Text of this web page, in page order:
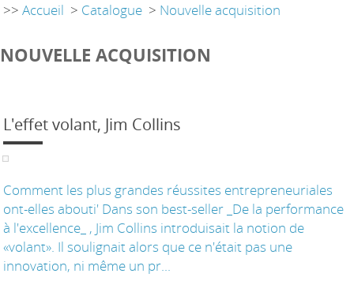
>>Accueil > Catalogue > Nouvelle acquisition
NOUVELLE ACQUISITION
L'effet volant, Jim Collins
Comment les plus grandes réussites entrepreneuriales
ont-elles abouti' Dans son best-seller _De la performance
à l'excellence_ , Jim Collins introduisait la notion de
«volant». Il soulignait alors que ce n'était pas une
innovation, ni même un pr...